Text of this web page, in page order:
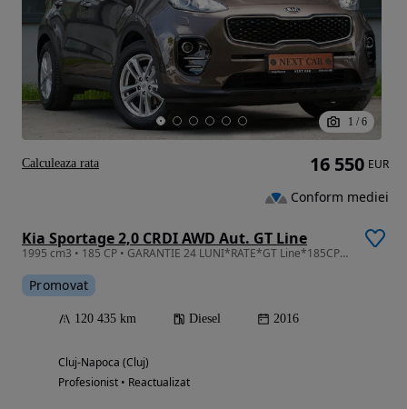
1 / 6
Kia Sportage 2,0 CRDI AWD Aut. GT Line
1995 cm3 • 185 CP • GARANTIE 24 LUNI*RATE*GT Line*185CP*4x4*Automata*Piele*Panorama*Full
Promovat
120 435 km Diesel 2016
Cluj-Napoca (Cluj)
Profesionist • Reactualizat
16 550 EUR
Conform mediei
Calculeaza rata